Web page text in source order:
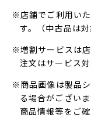
※店舗でご利用い
す。（中古品は対
※増割サービスは
注文はサービス
※商品画像は製品
る場合がござい
商品情報等をご確